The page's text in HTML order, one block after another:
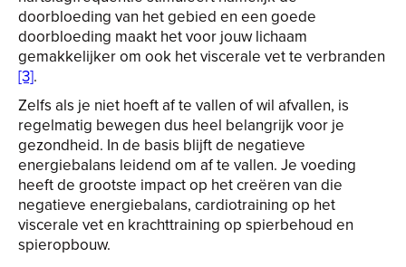
doorbloeding van het gebied en een goede
doorbloeding maakt het voor jouw lichaam
gemakkelijker om ook het viscerale vet te verbranden
[3].
Zelfs als je niet hoeft af te vallen of wil afvallen, is
regelmatig bewegen dus heel belangrijk voor je
gezondheid. In de basis blijft de negatieve
energiebalans leidend om af te vallen. Je voeding
heeft de grootste impact op het creëren van die
negatieve energiebalans, cardiotraining op het
viscerale vet en krachttraining op spierbehoud en
spieropbouw.